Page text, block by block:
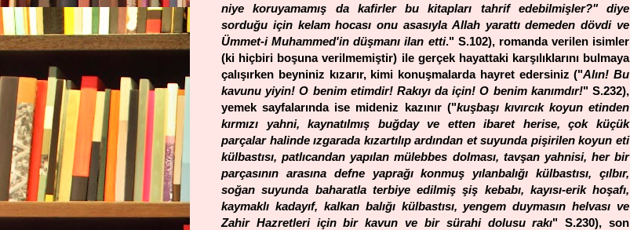
niye koruyamamış da kafirler bu kitapları tahrif edebilmişler?" diye
sorduğu için kelam hocası onu asasıyla Allah yarattı demeden dövdi ve
Ümmet-i Muhammed'in düşmanı ilan etti." S.102), romanda verilen isimler
(ki hiçbiri boşuna verilmemiştir) ile gerçek hayattaki karşılıklarını bulmaya
çalışırken beyniniz kızarır, kimi konuşmalarda hayret edersiniz ("Alın! Bu
kavunu yiyin! O benim etimdir! Rakıyı da için! O benim kanımdır!" S.232),
yemek sayfalarında ise mideniz kazınır ("kuşbaşı kıvırcık koyun etinden
kırmızı yahni, kaynatılmış buğday ve etten ibaret herise, çok küçük
parçalar halinde ızgarada kızartılıp ardından et suyunda pişirilen koyun eti
külbastısı, patlıcandan yapılan mülebbes dolması, tavşan yahnisi, her bir
parçasının arasına defne yaprağı konmuş yılanbalığı külbastısı, çılbır,
soğan suyunda baharatla terbiye edilmiş şiş kebabı, kayısı-erik hoşafı,
kaymaklı kadayıf, kalkan balığı külbastısı, yengem duymasın helvası ve
Zahir Hazretleri için bir kavun ve bir sürahi dolusu rakı" S.230), son